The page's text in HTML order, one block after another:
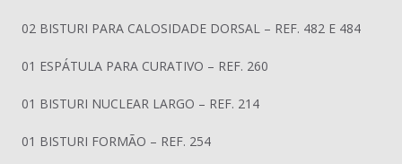
02 BISTURI PARA CALOSIDADE DORSAL – REF. 482 E 484
01 ESPÁTULA PARA CURATIVO – REF. 260
01 BISTURI NUCLEAR LARGO – REF. 214
01 BISTURI FORMÃO – REF. 254